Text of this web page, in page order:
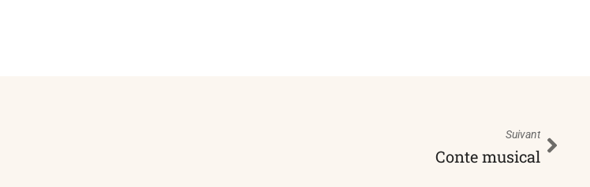
Suivant
Conte musical